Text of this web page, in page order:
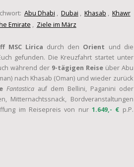
Abu Dhabi , Dubai , Khasab , Khawr
Emirate , Ziele im März
MSC Lirica durch den Orient und die
gefunden. Die Kreuzfahrt startet unter
während der 9-tägigen Reiseüber Abu
nach Khasab (Oman) und wieder zurück
Fantasticaauf dem Bellini, Paganini oder
Mitternachtssnack, Bordveranstaltungen
im Reisepreis von nur1.649,- € p.P.